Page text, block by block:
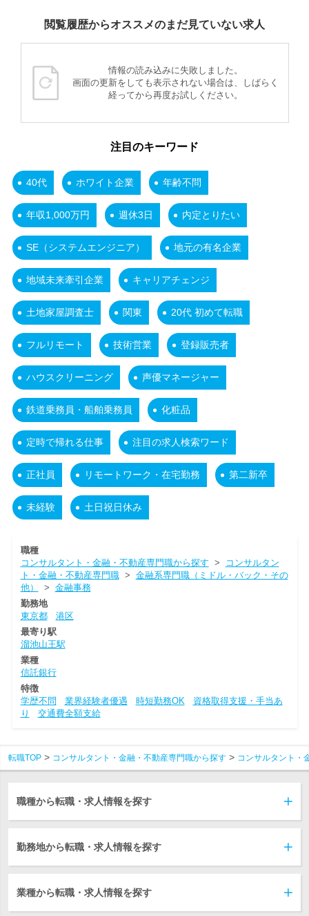
閲覧履歴からオススメのまだ見ていない求人
情報の読み込みに失敗しました。
画面の更新をしても表示されない場合は、しばらく
経ってから再度お試しください。
注目のキーワード
40代 ホワイト企業 年齢不問
年収1,000万円 週休3日 内定とりたい
SE（システムエンジニア） 地元の有名企業
地域未来牽引企業 キャリアチェンジ
土地家屋調査士 関東 20代 初めて転職
フルリモート 技術営業 登録販売者
ハウスクリーニング 声優マネージャー
鉄道乗務員・船舶乗務員 化粧品
定時で帰れる仕事 注目の求人検索ワード
正社員 リモートワーク・在宅勤務 第二新卒
未経験 土日祝日休み
職種
コンサルタント・金融・不動産専門職から探す >
コンサルタン
ト・金融・不動産専門職> 金融系専門職（ミドル・バック・その
他）
> 金融事務
勤務地
東京都
港区
最寄り駅
溜池山王駅
業種
信託銀行
特徴
学歴不問
業界経験者優遇 時短勤務OK
資格取得支援・手当あ
り
交通費全額支給
転職TOP コンサルタント・金融・不動産専門職から探す コンサルタント・
職種から転職・求人情報を探す
勤務地から転職・求人情報を探す
業種から転職・求人情報を探す